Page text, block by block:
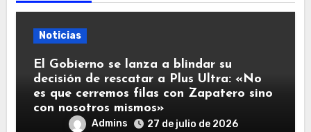
Noticias
El Gobierno se lanza a blindar su
decisión de rescatar a Plus Ultra: «No
es que cerremos filas con Zapatero sino
con nosotros mismos»
Admins 27 de julio de 2026